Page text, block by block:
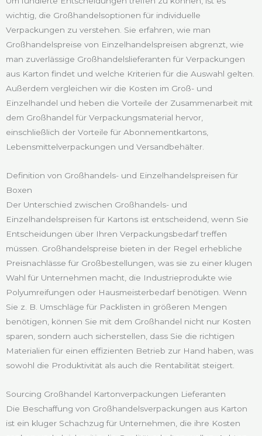
wichtig, die Großhandelsoptionen für individuelle
Verpackungen zu verstehen. Sie erfahren, wie man
Großhandelspreise von Einzelhandelspreisen abgrenzt, wie
man zuverlässige Großhandelslieferanten für Verpackungen
aus Karton findet und welche Kriterien für die Auswahl gelten.
Außerdem vergleichen wir die Kosten im Groß- und
Einzelhandel und heben die Vorteile der Zusammenarbeit mit
dem Großhandel für Verpackungsmaterial hervor,
einschließlich der Vorteile für Abonnementkartons,
Lebensmittelverpackungen und Versandbehälter.
Definition von Großhandels- und Einzelhandelspreisen für
Boxen
Der Unterschied zwischen Großhandels- und
Einzelhandelspreisen für Kartons ist entscheidend, wenn Sie
Entscheidungen über Ihren Verpackungsbedarf treffen
müssen. Großhandelspreise bieten in der Regel erhebliche
Preisnachlässe für Großbestellungen, was sie zu einer klugen
Wahl für Unternehmen macht, die Industrieprodukte wie
Polyumreifungen oder Hausmeisterbedarf benötigen. Wenn
Sie z. B. Umschläge für Packlisten in größeren Mengen
benötigen, können Sie mit dem Großhandel nicht nur Kosten
sparen, sondern auch sicherstellen, dass Sie die richtigen
Materialien für einen effizienten Betrieb zur Hand haben, was
sowohl die Produktivität als auch die Rentabilität steigert.
Sourcing Großhandel Kartonverpackungen Lieferanten
Die Beschaffung von Großhandelsverpackungen aus Karton
ist ein kluger Schachzug für Unternehmen, die ihre Kosten